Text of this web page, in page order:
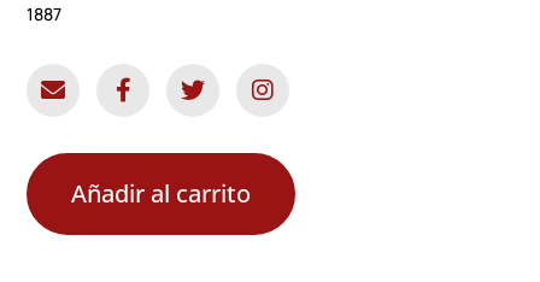
1887
Añadir al carrito